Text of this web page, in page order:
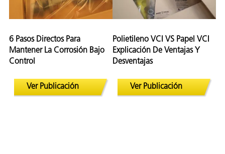
6 Pasos Directos Para
Mantener La Corrosión Bajo
Control
Ver Publicación
Polietileno VCI VS Papel VCI
Explicación De Ventajas Y
Desventajas
Ver Publicación